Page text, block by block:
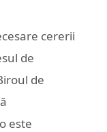
cererii
de
de
este